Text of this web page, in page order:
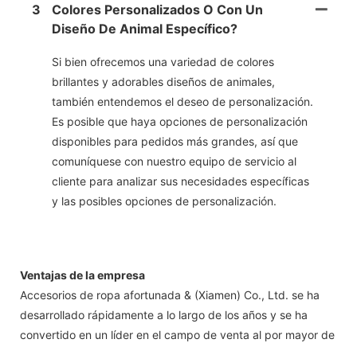
3
Colores Personalizados O Con Un
Diseño De Animal Específico?
Si bien ofrecemos una variedad de colores
brillantes y adorables diseños de animales,
también entendemos el deseo de personalización.
Es posible que haya opciones de personalización
disponibles para pedidos más grandes, así que
comuníquese con nuestro equipo de servicio al
cliente para analizar sus necesidades específicas
y las posibles opciones de personalización.
Ventajas de la empresa
Accesorios de ropa afortunada & (Xiamen) Co., Ltd. se ha
desarrollado rápidamente a lo largo de los años y se ha
convertido en un líder en el campo de venta al por mayor de